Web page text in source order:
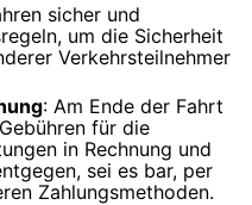
sicher und
um die Sicherheit
Verkehrsteilnehmer
: Am Ende der Fahrt
für die
in Rechnung und
sei es bar, per
Zahlungsmethoden.